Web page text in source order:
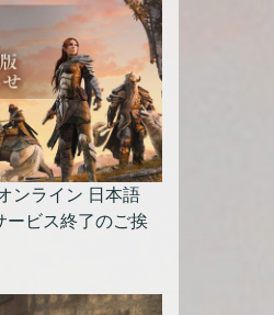
ンライン 日本語
ービス終了のご挨